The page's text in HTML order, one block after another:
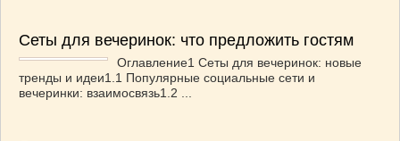
Сеты для вечеринок: что предложить гостям
Оглавление1 Сеты для вечеринок: новые
тренды и идеи1.1 Популярные социальные сети и
вечеринки: взаимосвязь1.2 ...